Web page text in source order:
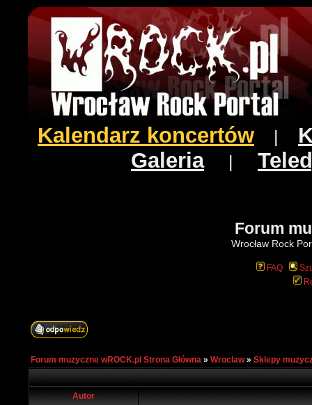
Kalendarz koncertów
Galeria|
Forum
Wrocław Rock
FAQ
Forum muzyczne wROCK.pl Strona Główna » Wroclaw» Sklepy
Autor